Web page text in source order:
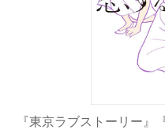
『東京ラブストーリー』